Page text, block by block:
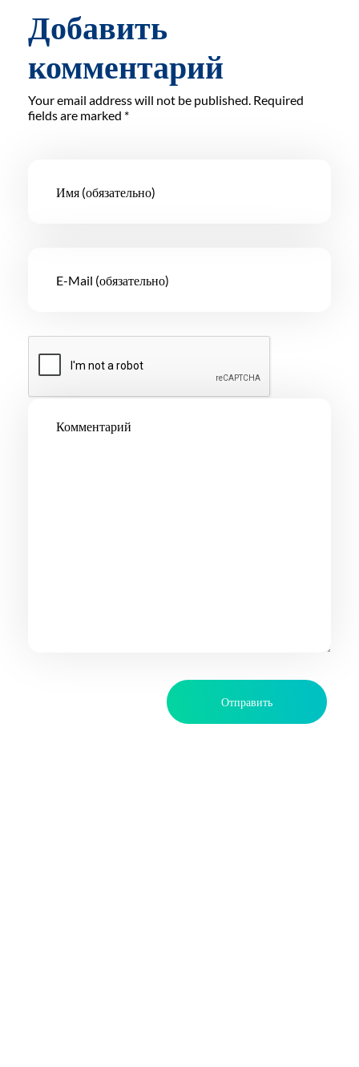
Добавить
комментарий
Your email address will not be published. Required
fields are marked *